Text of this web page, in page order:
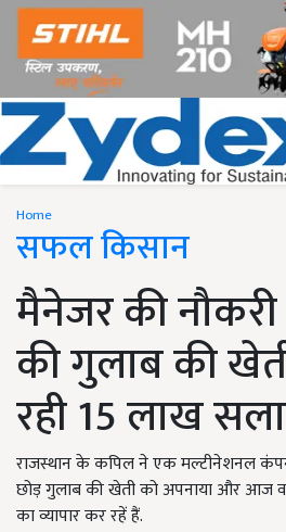
Home
सफल किसान
मैनेजर की
की गुलाब की
रही 15 लाख
राजस्थान के कपिल ने एक मल्टीनेशनल
छोड़ गुलाब की खेती को अपनाया और आज
का व्यापार कर रहें हैं.